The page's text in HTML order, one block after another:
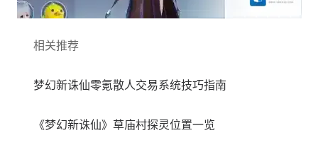
相关推荐
梦幻新诛仙零氪散人交易系统技巧指南
《梦幻新诛仙》草庙村探灵位置一览